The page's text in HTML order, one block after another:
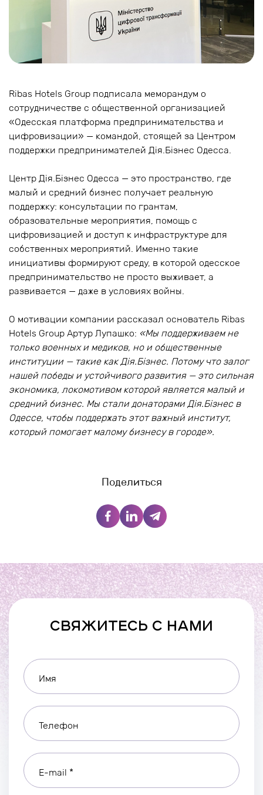
Ribas Hotels Group подписала меморандум о
сотрудничестве с общественной организацией
«Одесская платформа предпринимательства и
цифровизации» — командой, стоящей за Центром
поддержки предпринимателей Дія.Бізнес Одесса.
Центр Дія.Бізнес Одесса — это пространство, где
малый и средний бизнес получает реальную
поддержку: консультации по грантам,
образовательные мероприятия, помощь с
цифровизацией и доступ к инфраструктуре для
собственных мероприятий. Именно такие
инициативы формируют среду, в которой одесское
предпринимательство не просто выживает, а
развивается — даже в условиях войны.
О мотивации компании рассказал основатель Ribas
Hotels Group Артур Лупашко: «Мы поддерживаем не
только военных и медиков, но и общественные
институции — такие как Дія.Бізнес. Потому что залог
нашей победы и устойчивого развития — это сильная
экономика, локомотивом которой является малый и
средний бизнес. Мы стали донаторами Дія.Бізнес в
Одессе, чтобы поддержать этот важный институт,
который помогает малому бизнесу в городе».
Поделиться
СВЯЖИТЕСЬ С НАМИ
Имя
Телефон
E-mail *